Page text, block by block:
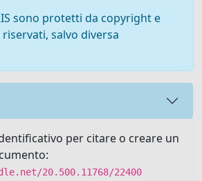
sono protetti da copyright e
salvo diversa
per citare o creare un
20.500.11768/22400